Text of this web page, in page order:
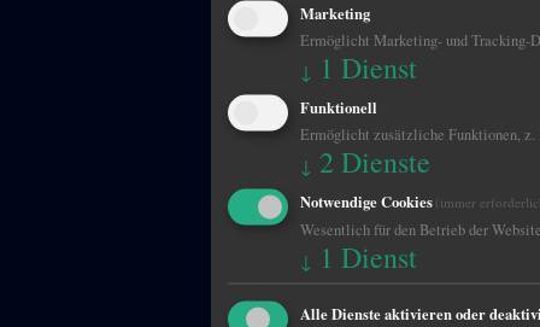
Marketing
Ermöglicht Marketing- und Tracking-
↓ 1 Dienst
Funktionell
Ermöglicht zusätzliche Funktionen, z.
↓ 2 Dienste
Notwendige Cookies (immer
Wesentlich für den Betrieb der
↓ 1 Dienst
Alle Dienste aktivieren oder